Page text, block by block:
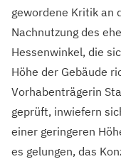
gewordene Kritik an
Nachnutzung des
Hessenwinkel, die
Höhe der Gebäude
Vorhabenträgerin
geprüft, inwiefern
einer geringeren
es gelungen, das